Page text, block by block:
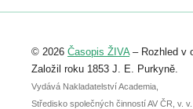
Registrovat se můžete do 6.
abstraktu přihlášené přednášky
posteru je už 30. června.
© 2026 Časopis ŽIVA– Rozhled v
Založil roku 1853 J. E. Purkyně.
Vydává Nakladatelství Academia,
Středisko společných činností AV ČR, v.